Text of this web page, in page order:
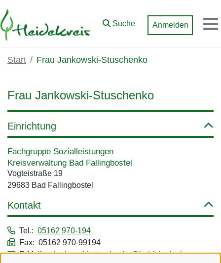
Zum Hauptinhalt springen
Suche Anmelden
Start Frau Jankowski-Stuschenko
Frau Jankowski-Stuschenko
Einrichtung
Fachgruppe Sozialleistungen
Kreisverwaltung Bad Fallingbostel
Vogteistraße 19
29683 Bad Fallingbostel
Kontakt
Tel.: 05162 970-194
Fax: 05162 970-99194
E-Mail:s.jankowski-stuschenko@heidekreis.de